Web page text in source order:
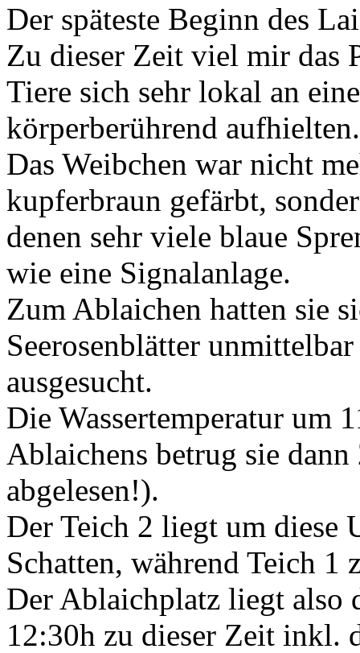
Der späteste Beginn des
Zu dieser Zeit viel mir das
Tiere sich sehr lokal an
körperberührend aufhielten.
Das Weibchen war nicht
kupferbraun gefärbt,
denen sehr viele blaue
wie eine Signalanlage.
Zum Ablaichen hatten sie
Seerosenblätter
ausgesucht.
Die Wassertemperatur um
Ablaichens betrug sie
abgelesen!).
Der Teich 2 liegt um diese
Schatten, während Teich 1
Der Ablaichplatz liegt also
12:30h zu dieser Zeit inkl.